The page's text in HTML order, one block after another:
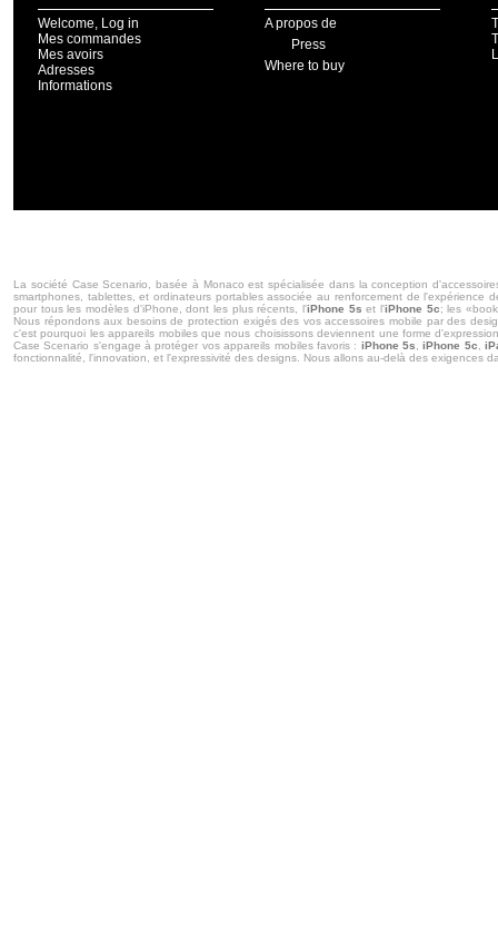
Welcome, Log in
Mes commandes
Mes avoirs
Adresses
Informations
A propos de
Press
Where to buy
La société Case Scenario, basée à Monaco est spécialisée dans la conception
smartphones, tablettes, et ordinateurs portables associée au renforcement de
pour tous les modèles d'iPhone, dont les plus récents, l'iPhone 5s et l'iPhone 5c; les
Nous répondons aux besoins de protection exigés des vos accessoires mobile par des
c'est pourquoi les appareils mobiles que nous choisissons deviennent une forme
Case Scenario s'engage à protéger vos appareils mobiles favoris : iPhone 5s ,iPhone 5c ,
fonctionnalité, l'innovation, et l'expressivité des designs. Nous allons au-delà des exigences